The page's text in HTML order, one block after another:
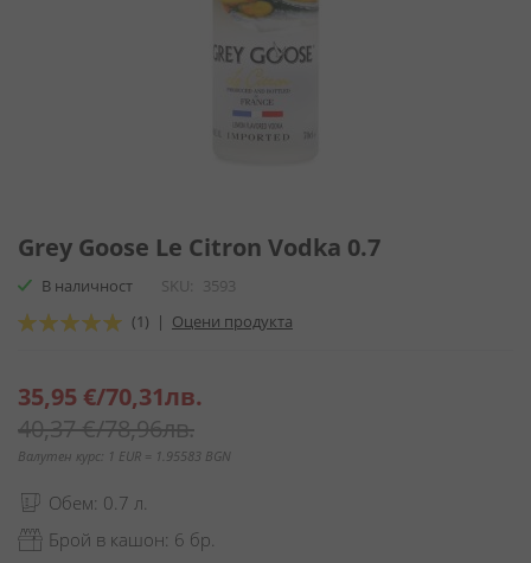
към
началото
на
галерия
със
Grey Goose Le Citron Vodka 0.7
В наличност SKU
3593
Оценка:
(1) | Оцени продукта
Специална
цена
35,95 €/70,31лв.
40,37 €/78,96лв.
Валутен курс: 1 EUR = 1.95583 BGN
Обем: 0.7 л.
Брой в кашон: 6 бр.